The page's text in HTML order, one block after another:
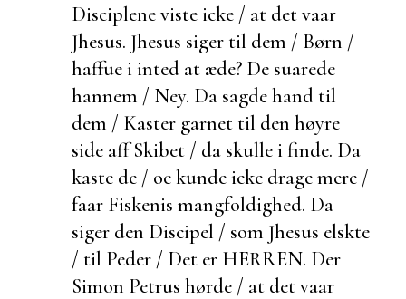
Disciplene viste icke / at det vaar
Jhesus. Jhesus siger til dem / Børn /
haffue i inted at æde? De suarede
hannem / Ney. Da sagde hand til
dem / Kaster garnet til den høyre
side aff Skibet / da skulle i finde. Da
kaste de / oc kunde icke drage mere /
faar Fiskenis mangfoldighed. Da
siger den Discipel / som Jhesus elskte
/ til Peder / Det er HERREN. Der
Simon Petrus hørde / at det vaar